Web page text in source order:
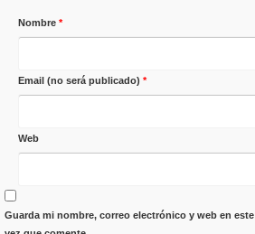
Nombre *
Email (no será publicado) *
Web
Guarda mi nombre, correo electrónico y web en